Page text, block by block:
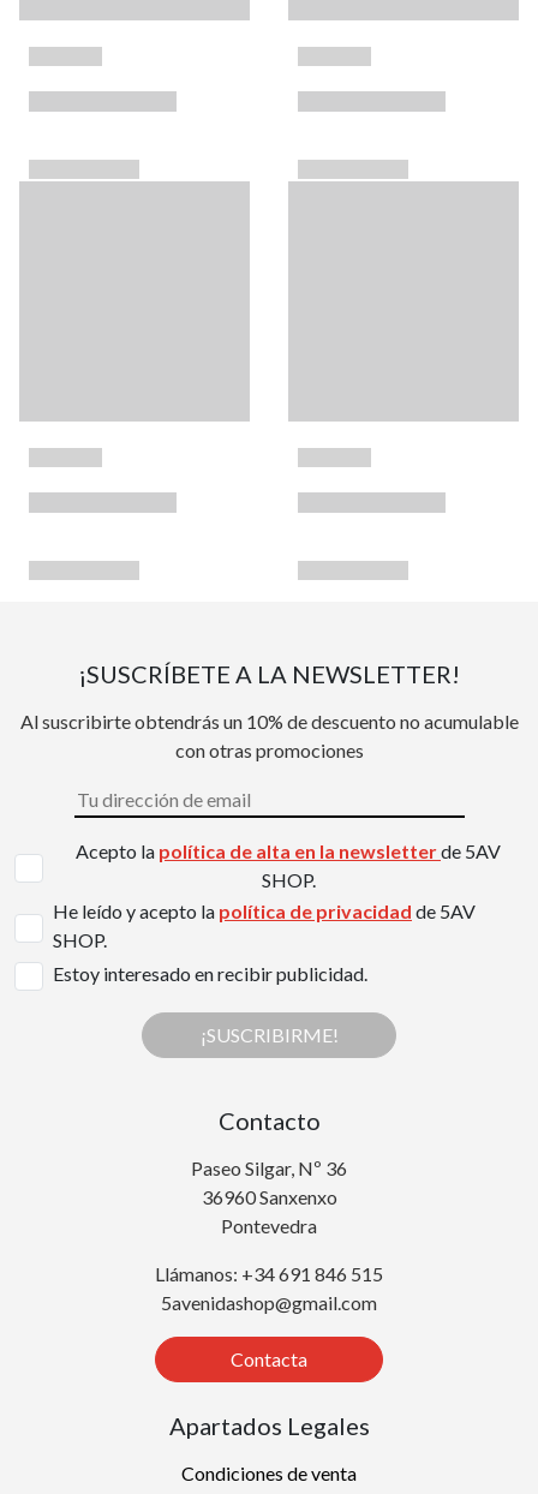
¡SUSCRÍBETE A LA NEWSLETTER!
Al suscribirte obtendrás un 10% de descuento no acumulable
con otras promociones
Acepto la política de alta en la newsletterde 5AV
SHOP.
He leído y acepto la política de privacidad de 5AV
SHOP.
Estoy interesado en recibir publicidad.
¡SUSCRIBIRME!
Contacto
Paseo Silgar, Nº 36
36960 Sanxenxo
Pontevedra
Llámanos: +34 691 846 515
5avenidashop@gmail.com
Contacta
Apartados Legales
Condiciones de venta